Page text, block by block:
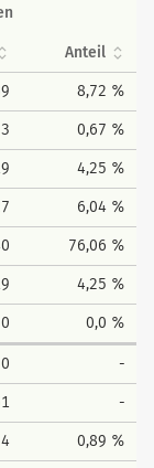
Anteil
8,72 %
3 0,67 %
4,25 %
6,04 %
76,06 %
4,25 %
0 0,0 %
0 -
-
4 0,89 %